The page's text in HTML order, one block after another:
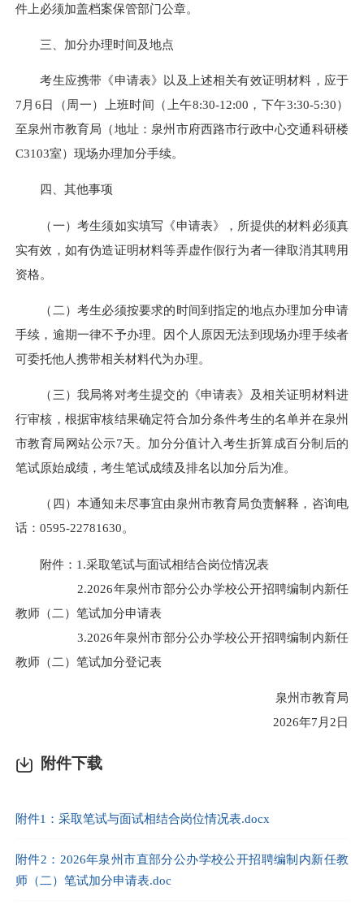
件上必须加盖档案保管部门公章。
三、加分办理时间及地点
考生应携带《申请表》以及上述相关有效证明材料，应于
7月6日（周一）上班时间（上午8:30-12:00，下午3:30-5:30）
至泉州市教育局（地址：泉州市府西路市行政中心交通科研楼
C3103室）现场办理加分手续。
四、其他事项
（一）考生须如实填写《申请表》，所提供的材料必须真
实有效，如有伪造证明材料等弄虚作假行为者一律取消其聘用
资格。
（二）考生必须按要求的时间到指定的地点办理加分申请
手续，逾期一律不予办理。因个人原因无法到现场办理手续者
可委托他人携带相关材料代为办理。
（三）我局将对考生提交的《申请表》及相关证明材料进
行审核，根据审核结果确定符合加分条件考生的名单并在泉州
市教育局网站公示7天。加分分值计入考生折算成百分制后的
笔试原始成绩，考生笔试成绩及排名以加分后为准。
（四）本通知未尽事宜由泉州市教育局负责解释，咨询电
话：0595-22781630。
附件：1.采取笔试与面试相结合岗位情况表
2.2026年泉州市部分公办学校公开招聘编制内新任
教师（二）笔试加分申请表
3.2026年泉州市部分公办学校公开招聘编制内新任
教师（二）笔试加分登记表
泉州市教育局
2026年7月2日
附件下载
附件1：采取笔试与面试相结合岗位情况表.docx
附件2：2026年泉州市直部分公办学校公开招聘编制内新任教
师（二）笔试加分申请表.doc